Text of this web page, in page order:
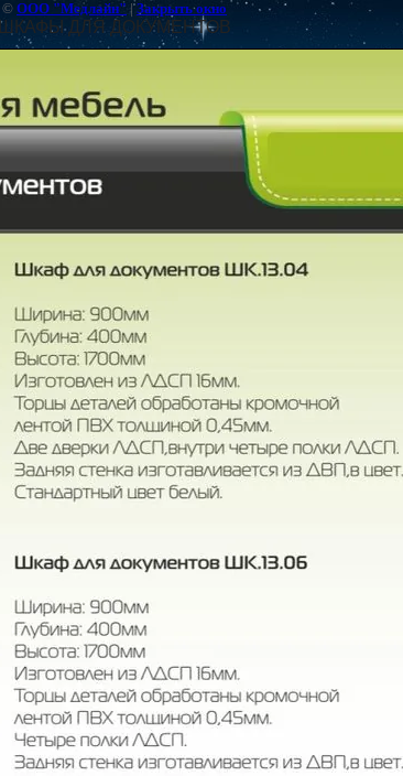
© ООО "Медлайн" |Закрыть окно
ШКАФЫ ДЛЯ ДОКУМЕНТОВ